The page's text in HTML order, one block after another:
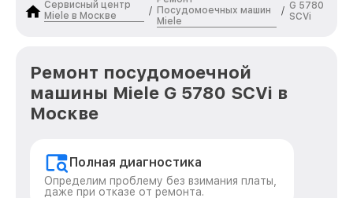
Сервисный центр
Miele в Москве
/ Посудомоечных машин
Miele
/ G 5780
SCVi
Ремонт посудомоечной
машины Miele G 5780 SCVi в
Москве
Полная диагностика
Определим проблему без взимания платы,
даже при отказе от ремонта.